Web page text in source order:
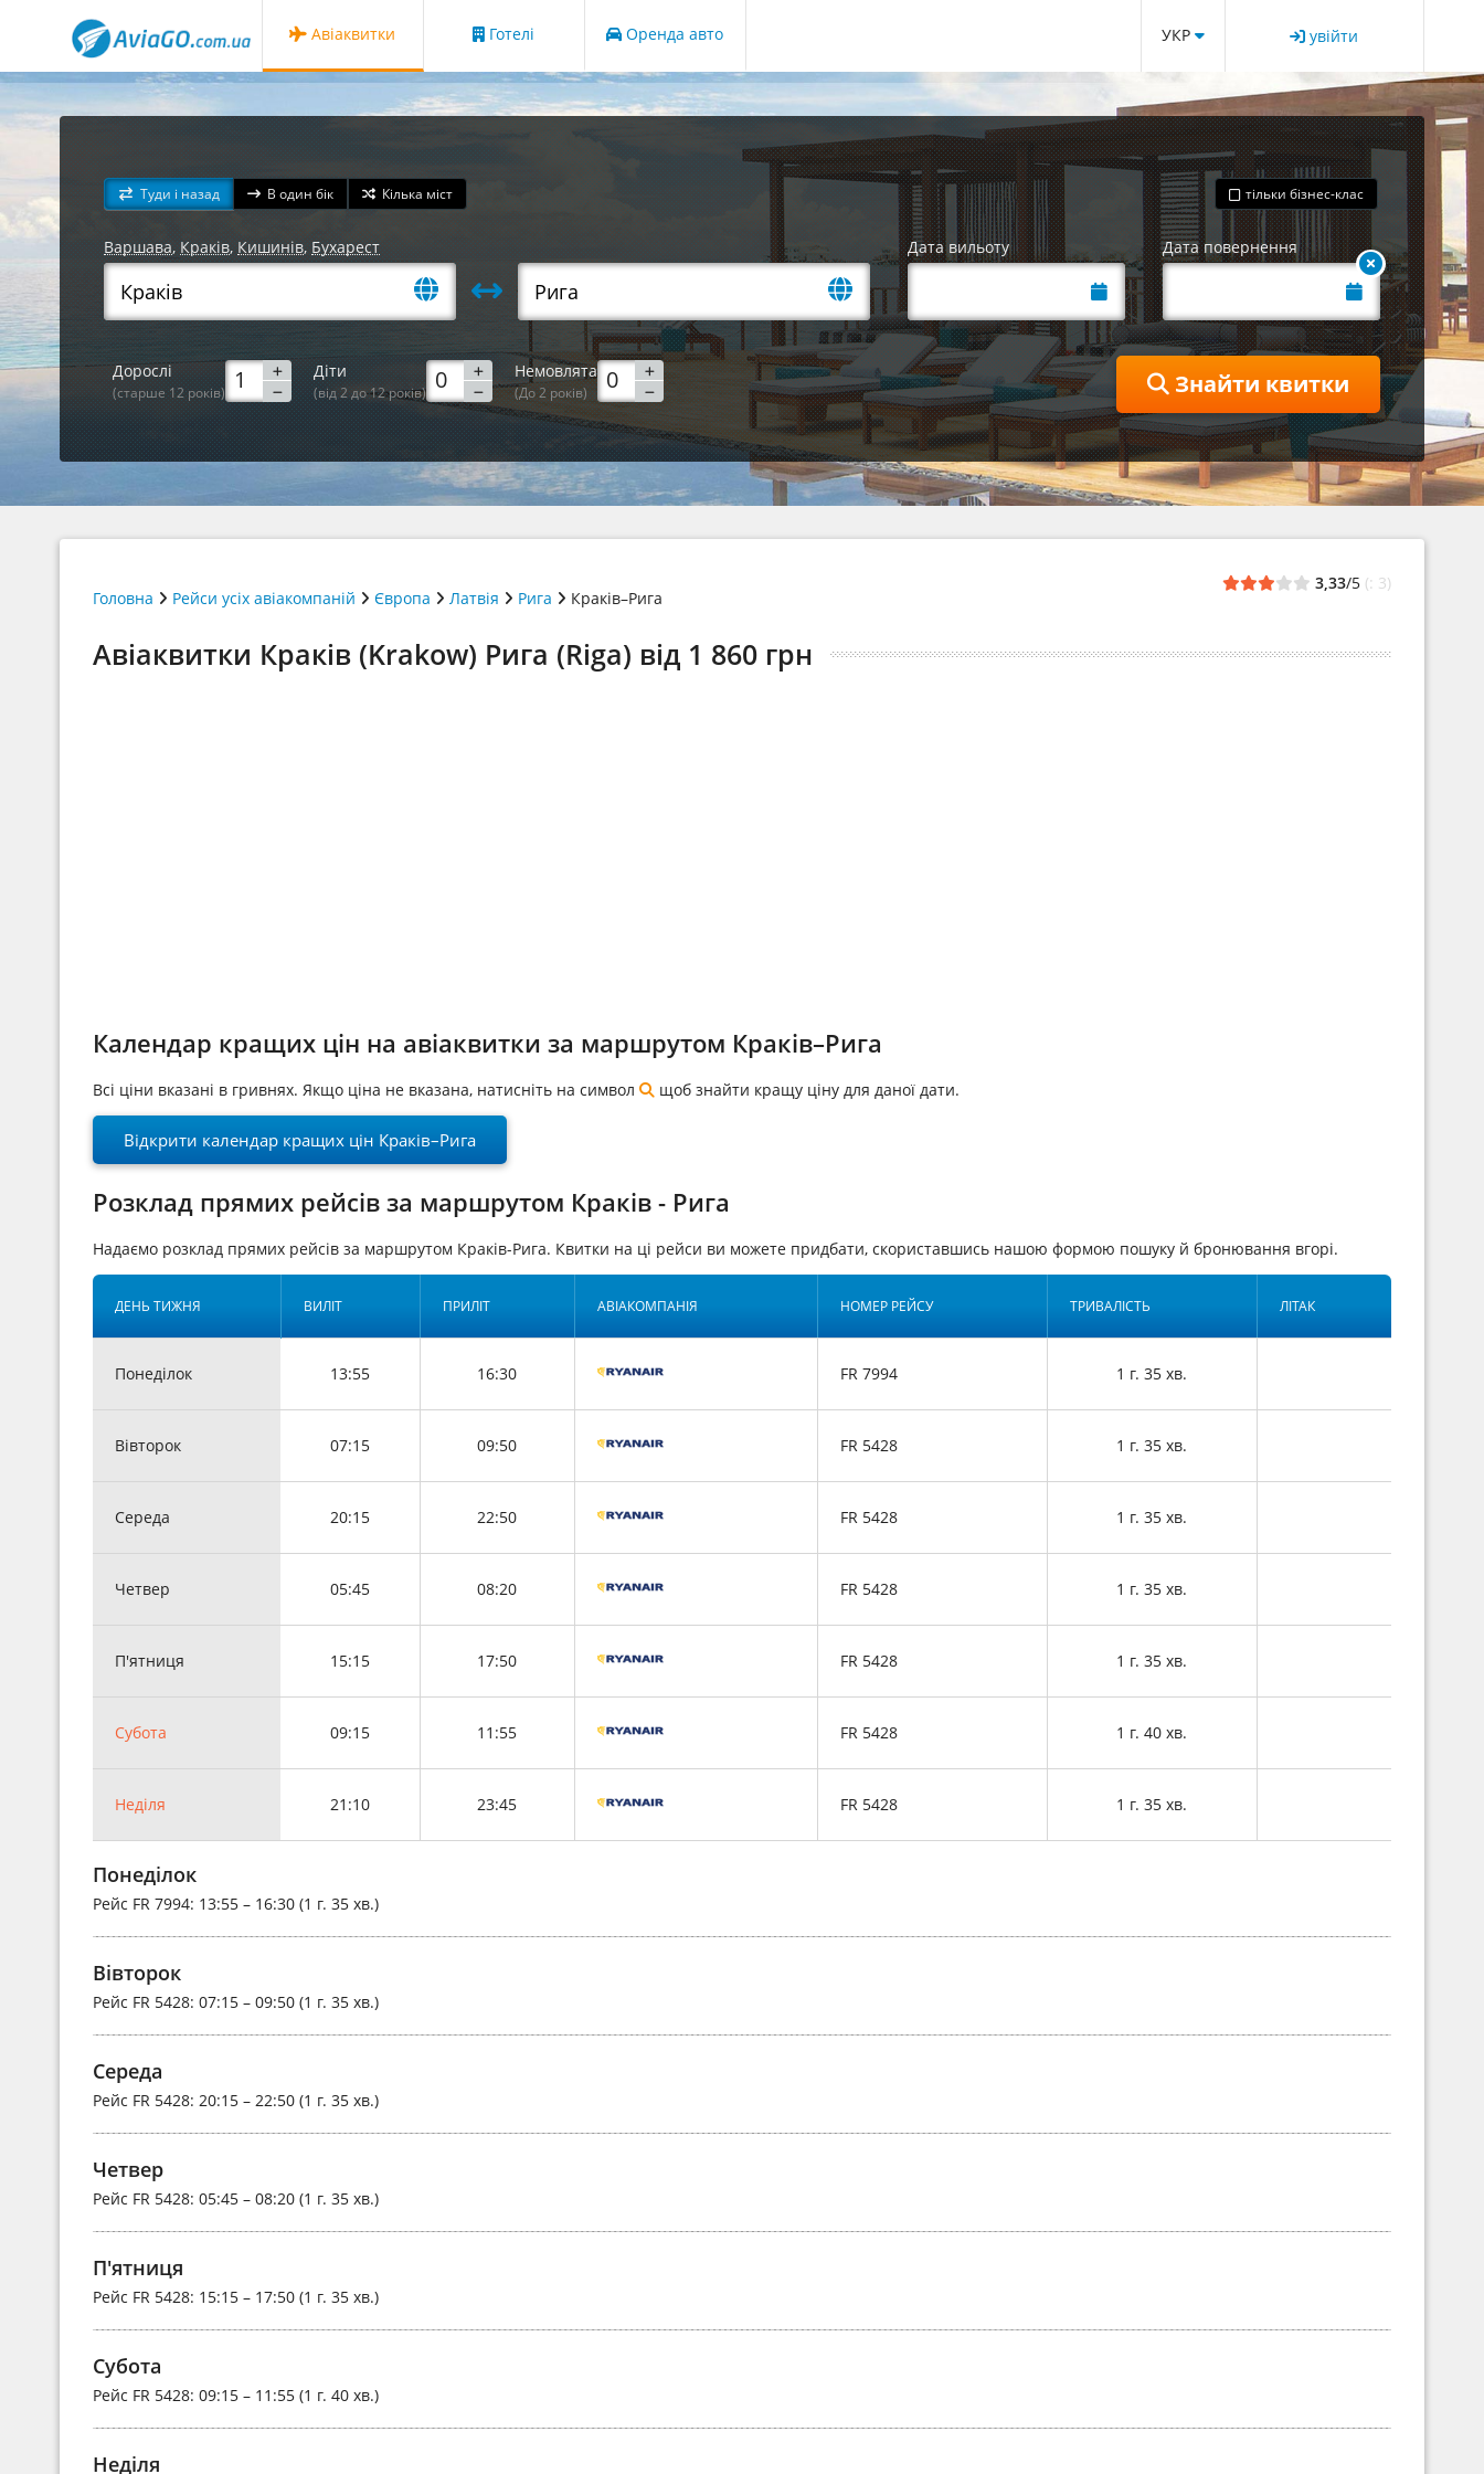
Авіаквитки Готелі Оренда авто УКР увійти
Туди і назад В один бік Кілька міст тільки бізнес-клас
Варшава, Краків, Кишинів, Бухарест Дата вильоту Дата повернення
Дорослі
(старше 12 років)
Діти
(від 2 до 12 років)
Немовлята
(До 2 років) Знайти квитки
Головна Рейси усіх авіакомпаній Європа Латвія Рига Краків–Рига
3,33/5 (: 3)
Авіаквитки Краків (Krakow) Рига (Riga) від 1 860 грн
Календар кращих цін на авіаквитки за маршрутом Краків–Рига
Всі ціни вказані в гривнях. Якщо ціна не вказана, натисніть на символ щоб знайти кращу ціну для даної дати.
Відкрити календар кращих цін Краків–Рига
Розклад прямих рейсів за маршрутом Краків - Рига
Надаємо розклад прямих рейсів за маршрутом Краків-Рига. Квитки на ці рейси ви можете придбати, скориставшись нашою формою пошуку й бронювання вгорі.
ДЕНЬ ТИЖНЯ ВИЛІТ ПРИЛІТ АВІАКОМПАНІЯ НОМЕР РЕЙСУ ТРИВАЛІСТЬ ЛІТАК
Понеділок 13:55 16:30 FR 7994 1 г. 35 хв.
Вівторок 07:15 09:50 FR 5428 1 г. 35 хв.
Середа 20:15 22:50 FR 5428 1 г. 35 хв.
Четвер 05:45 08:20 FR 5428 1 г. 35 хв.
П'ятниця 15:15 17:50 FR 5428 1 г. 35 хв.
Субота 09:15 11:55 FR 5428 1 г. 40 хв.
Неділя 21:10 23:45 FR 5428 1 г. 35 хв.
Понеділок
Рейс FR 7994: 13:55 – 16:30 (1 г. 35 хв.)
Вівторок
Рейс FR 5428: 07:15 – 09:50 (1 г. 35 хв.)
Середа
Рейс FR 5428: 20:15 – 22:50 (1 г. 35 хв.)
Четвер
Рейс FR 5428: 05:45 – 08:20 (1 г. 35 хв.)
П'ятниця
Рейс FR 5428: 15:15 – 17:50 (1 г. 35 хв.)
Субота
Рейс FR 5428: 09:15 – 11:55 (1 г. 40 хв.)
Неділя